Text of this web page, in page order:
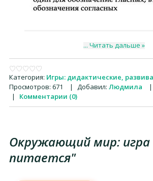
... Читать дальше »
Категория: Игры: дидактические,
Просмотров: 671 | Добавил: Людмила |
|
Комментарии (0)
Окружающий мир:
питается"